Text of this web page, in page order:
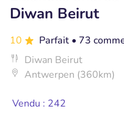
Diwan Beirut
10 Parfait • 73
Diwan Beirut
Antwerpen (360km)
Vendu : 242